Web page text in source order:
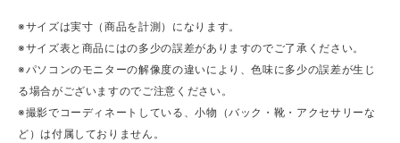
※サイズは実寸（商品を計測）になります。
※サイズ表と商品にはの多少の誤差がありますのでご了承ください。
※パソコンのモニターの解像度の違いにより、色味に多少の誤差が生じ
る場合がございますのでご注意ください。
※撮影でコーディネートしている、小物（バック・靴・アクセサリーな
ど）は付属しておりません。